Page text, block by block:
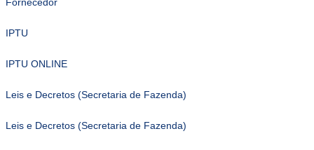
IPTU
IPTU ONLINE
Leis e Decretos (Secretaria de Fazenda)
Leis e Decretos (Secretaria de Fazenda)